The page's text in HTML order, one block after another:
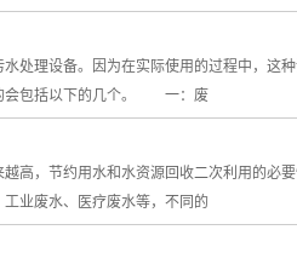
理设备。因为在实际使用的过程中，这
的会包括以下的几个。 一：废
，节约用水和水资源回收二次利用的必
业废水、医疗废水等，不同的